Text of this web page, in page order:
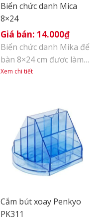
Biển chức danh Mica
8×24
14.000₫
Biển chức danh Mika để
bàn 8×24 cm được làm
bằng chất liệu Mica dày,
các cuộc họp, hội thảo…
hoặc gắn giá của sản
phẩm
Xem chi tiết
Cắm bút xoay Penkyo
PK311